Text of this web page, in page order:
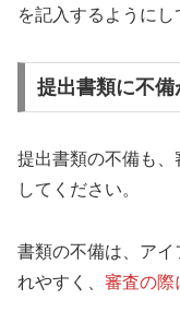
を記入するようにし
提出書類に不備
提出書類の不備も
してください。
書類の不備は、ア
れやすく、 審査の際